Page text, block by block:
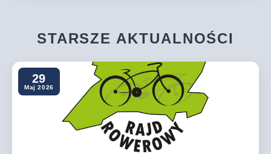
STARSZE AKTUALNOŚCI
29
Maj 2026